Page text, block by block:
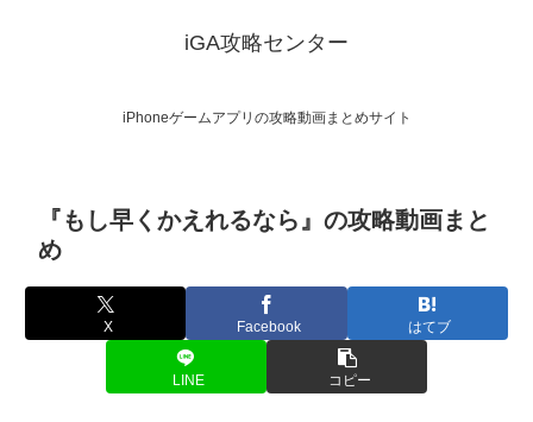
iGA攻略センター
iPhoneゲームアプリの攻略動画まとめサイト
『もし早くかえれるなら』の攻略動画まと
め
X Facebook はてブ
LINE コピー